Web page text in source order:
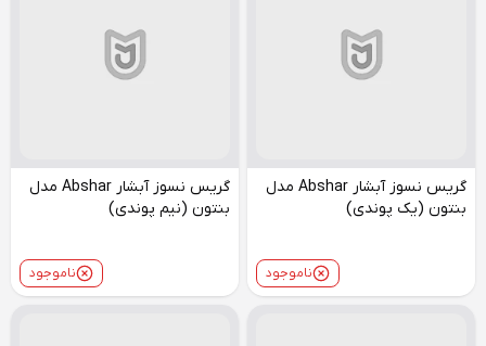
گریس نسوز آبشار Abshar مدل
بنتون (یک پوندی)
ناموجود
گریس نسوز آبشار Abshar مدل
بنتون (نیم پوندی)
ناموجود